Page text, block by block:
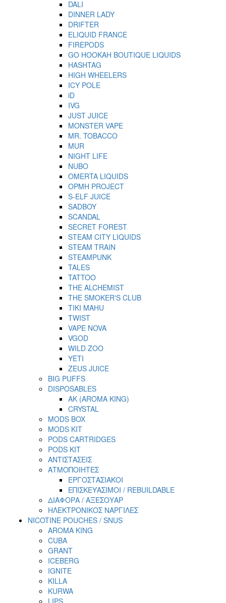
DALI
DINNER LADY
DRIFTER
ELIQUID FRANCE
FIREPODS
GO HOOKAH BOUTIQUE LIQUIDS
HASHTAG
HIGH WHEELERS
ICY POLE
iD
IVG
JUST JUICE
MONSTER VAPE
MR. TOBACCO
MUR
NIGHT LIFE
NUBO
OMERTA LIQUIDS
OPMH PROJECT
S-ELF JUICE
SADBOY
SCANDAL
SECRET FOREST
STEAM CITY LIQUIDS
STEAM TRAIN
STEAMPUNK
TALES
TATTOO
THE ALCHEMIST
THE SMOKER'S CLUB
TIKI MAHU
TWIST
VAPE NOVA
VGOD
WILD ZOO
YETI
ZEUS JUICE
BIG PUFFS
DISPOSABLES
AK (AROMA KING)
CRYSTAL
MODS BOX
MODS KIT
PODS CARTRIDGES
PODS KIT
ΑΝΤΙΣΤΑΣΕΙΣ
ΑΤΜΟΠΟΙΗΤΕΣ
ΕΡΓΟΣΤΑΣΙΑΚΟΙ
ΕΠΙΣΚΕΥΑΣΙΜΟΙ / REBUILDABLE
ΔΙΑΦΟΡΑ / ΑΞΕΣΟΥΑΡ
ΗΛΕΚΤΡΟΝΙΚΟΣ ΝΑΡΓΙΛΕΣ
NICOTINE POUCHES / SNUS
AROMA KING
CUBA
GRANT
ICEBERG
IGNITE
KILLA
KURWA
LIPS